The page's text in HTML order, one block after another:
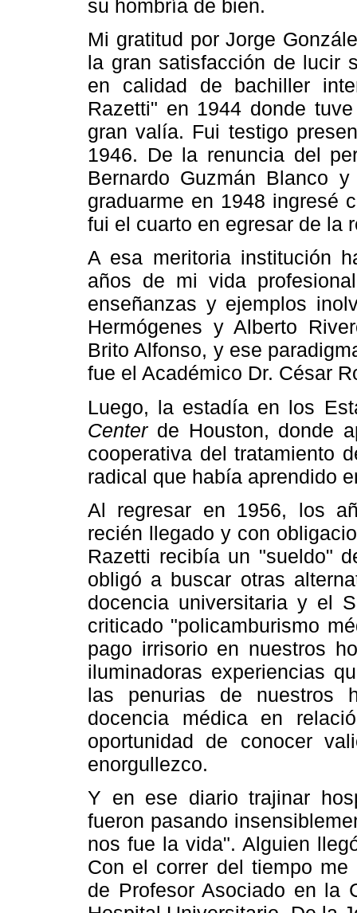
su hombría de bien.
Mi gratitud por Jorge
la gran satisfacción de lucir
en calidad de bachiller
Razetti" en 1944 donde
gran valía. Fui testigo
1946. De la renuncia del
Bernardo Guzmán Blanco
graduarme en 1948 ingresé
fui el cuarto en egresar de la
A esa meritoria institución
años de mi vida
enseñanzas y ejemplos
Hermógenes y Alberto
Brito Alfonso, y ese
fue el Académico Dr. César
Luego, la estadía en los
Centerde Houston, donde
cooperativa del tratamiento
radical que había aprendido
Al regresar en 1956, los
recién llegado y con
Razetti recibía un "sueldo"
obligó a buscar otras
docencia universitaria y el
criticado "policamburismo
pago irrisorio en nuestros
iluminadoras experiencias
las penurias de nuestros
docencia médica en
oportunidad de conocer
enorgullezco.
Y en ese diario trajinar
fueron pasando
nos fue la vida". Alguien
Con el correr del tiempo
de Profesor Asociado en la